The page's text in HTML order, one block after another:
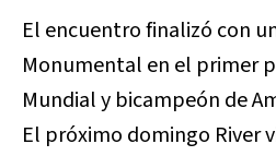
El encuentro finalizó con
Monumental en el primer
Mundial y bicampeón de
El próximo domingo River